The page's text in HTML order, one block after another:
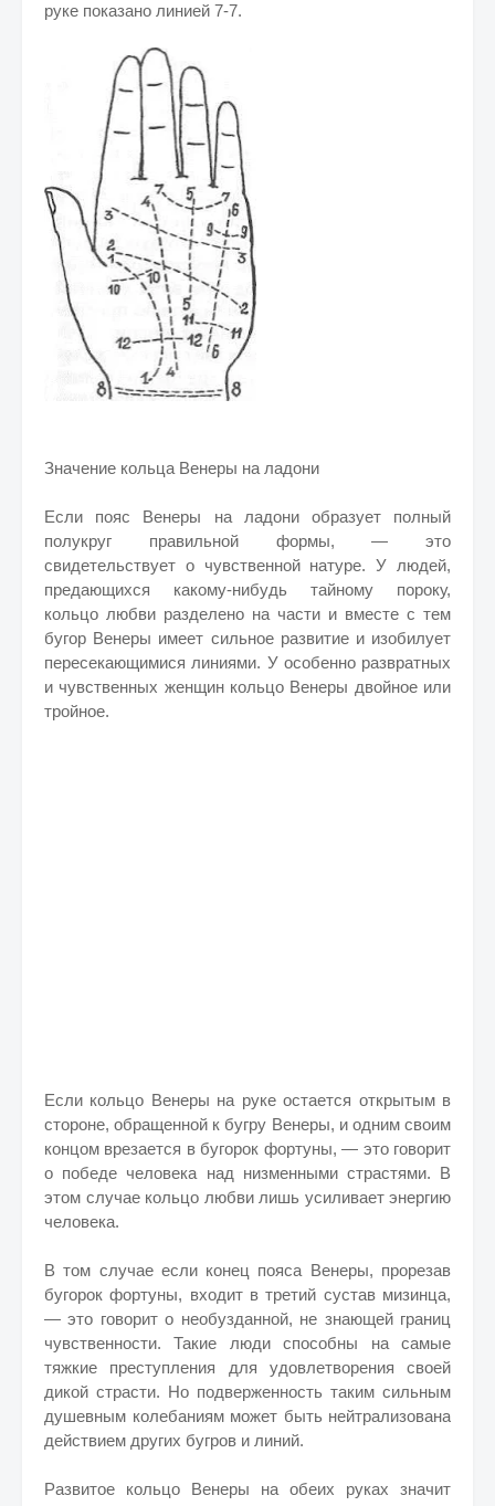
руке показано линией 7-7.
Значение кольца Венеры на ладони
Если пояс Венеры на ладони образует полный
полукруг правильной формы, — это
свидетельствует о чув­ственной натуре. У людей,
предающихся какому-нибудь тайному пороку,
кольцо любви разделено на части и вместе с тем
бугор Венеры имеет сильное развитие и изобилует
пересекающимися ли­ниями. У особенно развратных
и чувственных женщин кольцо Венеры двойное или
тройное.
Если кольцо Венеры на руке остается открытым в
сто­роне, обращенной к бугру Венеры, и одним своим
концом врезается в бугорок фортуны, — это гово­рит
о победе человека над низменными страстя­ми. В
этом случае кольцо любви лишь усиливает энергию
человека.
В том случае если конец пояса Венеры, проре­зав
бугорок фортуны, входит в третий сустав ми­зинца,
— это говорит о необузданной, не знаю­щей границ
чувственности. Такие люди способны на самые
тяжкие преступления для удовлетворе­ния своей
дикой страсти. Но подверженность таким сильным
душевным колебаниям может быть нейтрализована
действи­ем других бугров и линий.
Развитое кольцо Венеры на обеих руках значит